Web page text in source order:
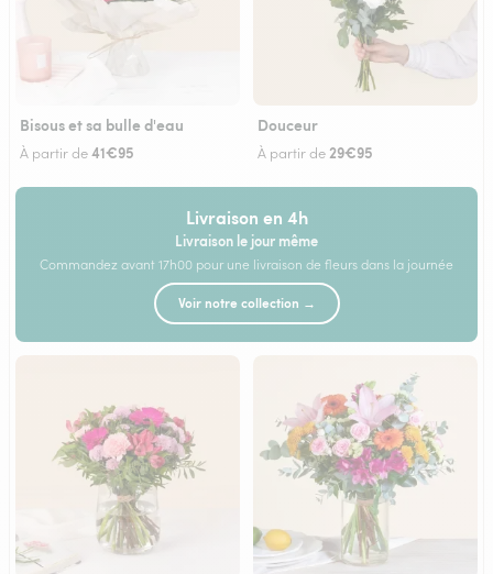
Bisous et sa bulle d'eau
À partir de41€95
Douceur
À partir de 29€95
Livraison en 4h
Livraison le jour même
Commandez avant 17h00 pour une livraison de fleurs dans la journée
Voir notre collection →